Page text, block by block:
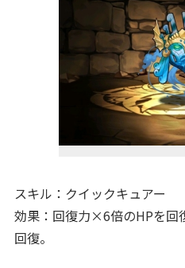
スキル：クイックキュアー
効果：回復力×6倍のHPを回
回復。